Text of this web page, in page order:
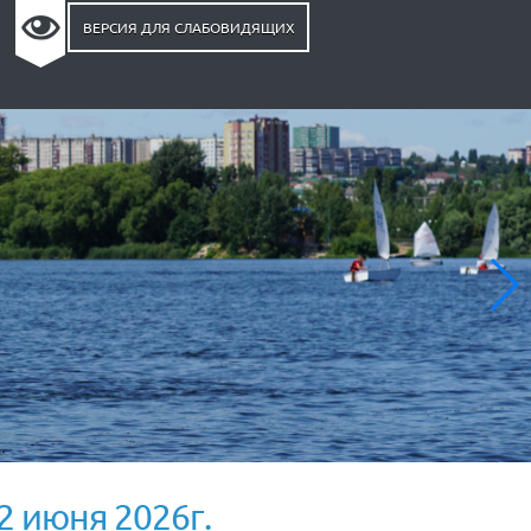
ВЕРСИЯ ДЛЯ СЛАБОВИДЯЩИХ
июня 2026г.